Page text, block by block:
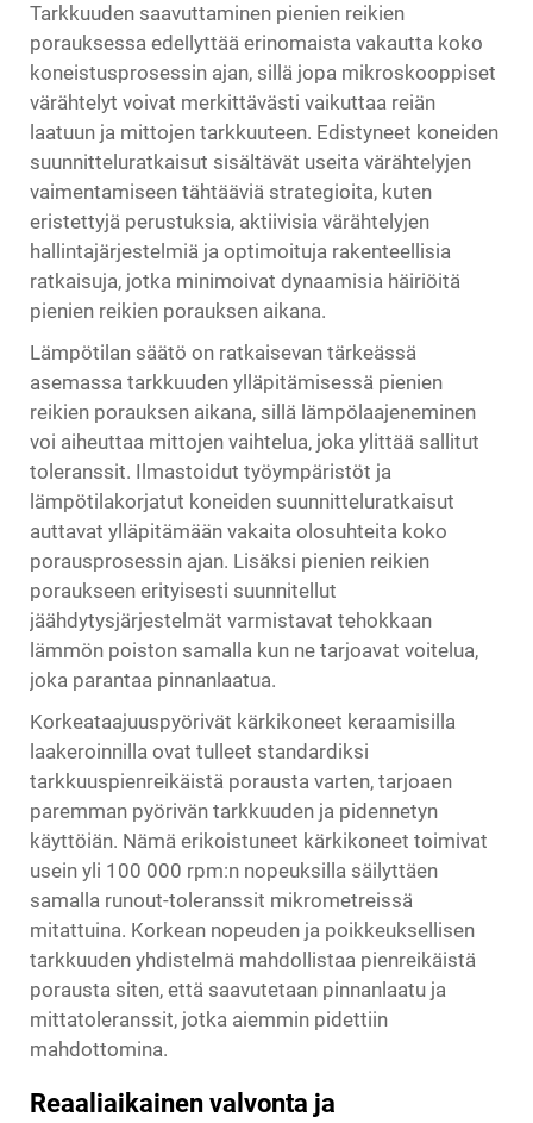
Tarkkuuden saavuttaminen pienien reikien
porauksessa edellyttää erinomaista vakautta koko
koneistusprosessin ajan, sillä jopa mikroskooppiset
värähtelyt voivat merkittävästi vaikuttaa reiän
laatuun ja mittojen tarkkuuteen. Edistyneet koneiden
suunnitteluratkaisut sisältävät useita värähtelyjen
vaimentamiseen tähtääviä strategioita, kuten
eristettyjä perustuksia, aktiivisia värähtelyjen
hallintajärjestelmiä ja optimoituja rakenteellisia
ratkaisuja, jotka minimoivat dynaamisia häiriöitä
pienien reikien porauksen aikana.
Lämpötilan säätö on ratkaisevan tärkeässä
asemassa tarkkuuden ylläpitämisessä pienien
reikien porauksen aikana, sillä lämpölaajeneminen
voi aiheuttaa mittojen vaihtelua, joka ylittää sallitut
toleranssit. Ilmastoidut työympäristöt ja
lämpötilakorjatut koneiden suunnitteluratkaisut
auttavat ylläpitämään vakaita olosuhteita koko
porausprosessin ajan. Lisäksi pienien reikien
poraukseen erityisesti suunnitellut
jäähdytysjärjestelmät varmistavat tehokkaan
lämmön poiston samalla kun ne tarjoavat voitelua,
joka parantaa pinnanlaatua.
Korkeataajuuspyörivät kärkikoneet keraamisilla
laakeroinnilla ovat tulleet standardiksi
tarkkuuspienreikäistä porausta varten, tarjoaen
paremman pyörivän tarkkuuden ja pidennetyn
käyttöiän. Nämä erikoistuneet kärkikoneet toimivat
usein yli 100 000 rpm:n nopeuksilla säilyttäen
samalla runout-toleranssit mikrometreissä
mitattuina. Korkean nopeuden ja poikkeuksellisen
tarkkuuden yhdistelmä mahdollistaa pienreikäistä
porausta siten, että saavutetaan pinnanlaatu ja
mittatoleranssit, jotka aiemmin pidettiin
mahdottomina.
Reaaliaikainen valvonta ja